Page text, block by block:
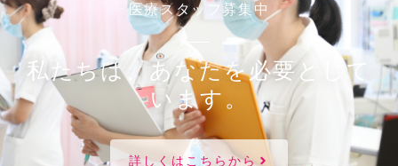
医療スタッフ募集中
私たちは、あなたを必要として
います。
詳しくはこちらから